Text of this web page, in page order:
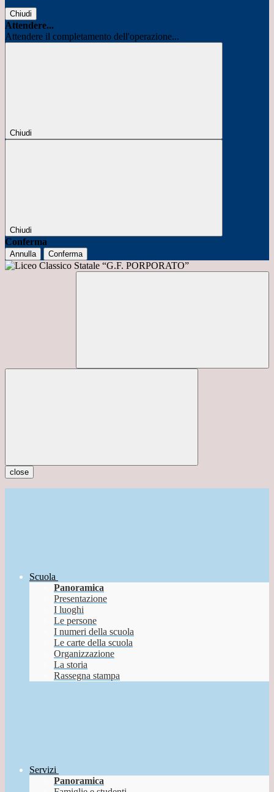
Chiudi
Attendere...
Attendere il completamento dell'operazione...
Chiudi
Chiudi
Conferma
Annulla Conferma
close
Scuola
Panoramica
Presentazione
I luoghi
Le persone
I numeri della scuola
Le carte della scuola
Organizzazione
La storia
Rassegna stampa
Servizi
Panoramica